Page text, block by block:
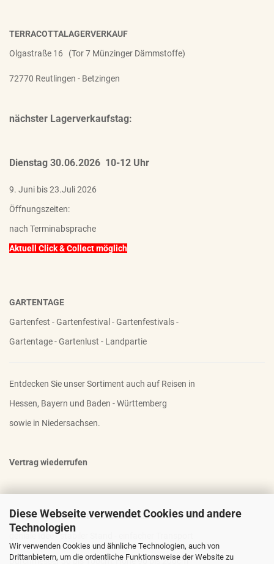
Diese Webseite verwendet Cookies und andere
Technologien
Wir verwenden Cookies und ähnliche Technologien, auch von
Drittanbietern, um die ordentliche Funktionsweise der Website zu
TERRACOTTALAGERVERKAUF
Olgastraße 16 (Tor 7 Münzinger Dämmstoffe)
72770 Reutlingen - Betzingen
nächster Lagerverkaufstag:
Dienstag 30.06.2026 10-12 Uhr
9. Juni bis 23.Juli 2026
Öffnungszeiten:
nach Terminabsprache
Aktuell Click & Collect möglich
GARTENTAGE
Gartenfest - Gartenfestival - Gartenfestivals -
Gartentage - Gartenlust - Landpartie
Entdecken Sie unser Sortiment auch auf Reisen in
Hessen, Bayern und Baden - Württemberg
sowie in Niedersachsen.
Vertrag wiederrufen
OTTO - DER FAMOSE STAUDENHALTER
geniale Idee - stabiler Stand - einfacher Transport
Durchmesser 30 bis 100cm; Höhe 90 bis 200cm